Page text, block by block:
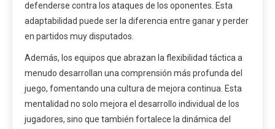
defenderse contra los ataques de los oponentes. Esta
adaptabilidad puede ser la diferencia entre ganar y perder
en partidos muy disputados.
Además, los equipos que abrazan la flexibilidad táctica a
menudo desarrollan una comprensión más profunda del
juego, fomentando una cultura de mejora continua. Esta
mentalidad no solo mejora el desarrollo individual de los
jugadores, sino que también fortalece la dinámica del